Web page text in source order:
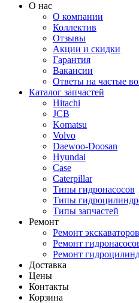
О нас
О компании
Коллектив
Отзывы
Акции и скидки
Гарантия
Вакансии
Ответы на частые
Каталог запчастей
Hitachi
JCB
Komatsu
Volvo
Daewoo-Doosan
Hyundai
Case
Caterpillar
Типы гидронасосов
Типы
Типы запчастей
Ремонт
Ремонт экскаваторов
Ремонт
Ремонт
Доставка
Цены
Контакты
Корзина